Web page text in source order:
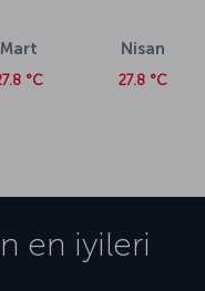
Mart
°C
Nisan
27.8 °C
en iyileri